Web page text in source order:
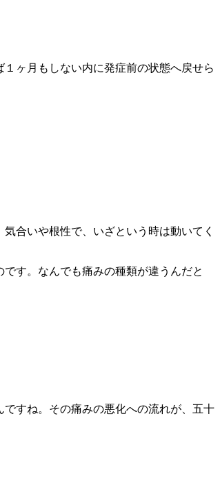
ヶ月もしない内に発症前の状態へ戻せら
合いや根性で、いざという時は動いてく
す。なんでも痛みの種類が違うんだと
すね。その痛みの悪化への流れが、五十